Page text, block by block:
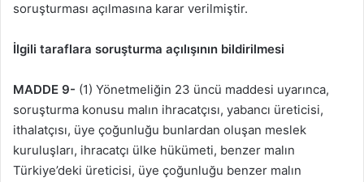
soruşturması açılmasına karar verilmiştir.
İlgili taraflara soruşturma açılışının bildirilmesi
MADDE 9- (1) Yönetmeliğin 23 üncü maddesi uyarınca,
soruşturma konusu malın ihracatçısı, yabancı üreticisi,
ithalatçısı, üye çoğunluğu bunlardan oluşan meslek
kuruluşları, ihracatçı ülke hükümeti, benzer malın
Türkiye’deki üreticisi, üye çoğunluğu benzer malın